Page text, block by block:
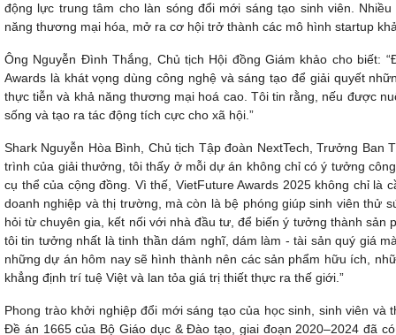
động lực trung tâm cho làn sóng đổi mới sáng tạo sinh viên.
năng thương mại hóa, mở ra cơ hội trở thành các mô hình startup
Ông Nguyễn Đình Thắng, Chủ tịch Hội đồng Giám khảo cho biết:
Awards là khát vọng dùng công nghệ và sáng tạo để giải quyết
thực tiễn và khả năng thương mại hoá cao. Tôi tin rằng, nếu được
sống và tạo ra tác động tích cực cho xã hội.”
Shark Nguyễn Hòa Bình, Chủ tịch Tập đoàn NextTech, Trưởng Ban
trình của giải thưởng, tôi thấy ở mỗi dự án không chỉ có ý tưởng
cụ thể của cộng đồng. Vì thế, VietFuture Awards 2025 không chỉ
doanh nghiệp và thị trường, mà còn là bệ phóng giúp sinh viên thử
hỏi từ chuyên gia, kết nối với nhà đầu tư, để biến ý tưởng thành
tôi tin tưởng nhất là tinh thần dám nghĩ, dám làm - tài sản quý giá
những dự án hôm nay sẽ hình thành nên các sản phẩm hữu ích,
khẳng định trí tuệ Việt và lan tỏa giá trị thiết thực ra thế giới.”
Phong trào khởi nghiệp đổi mới sáng tạo của học sinh, sinh viên và
Đề án 1665 của Bộ Giáo dục & Đào tạo, giai đoạn 2020–2024 đã